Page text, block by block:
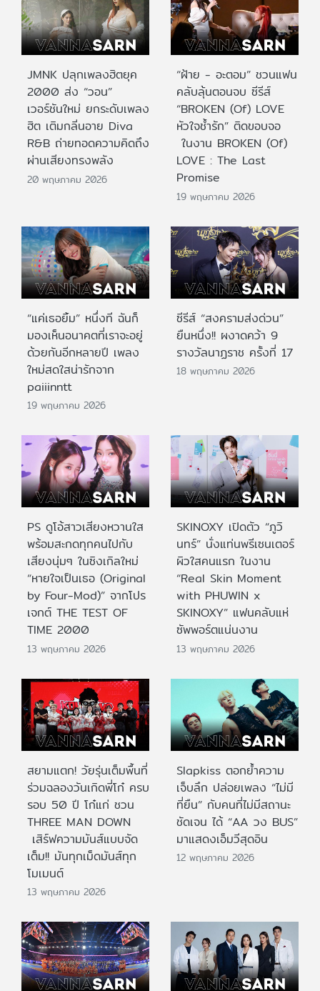
JMNK ปลุกเพลงฮิตยุค
2000 ส่ง “วอน”
เวอร์ชันใหม่ ยกระดับเพลง
ฮิต เติมกลิ่นอาย Diva
R&B ถ่ายทอดความคิดถึง
ผ่านเสียงทรงพลัง
20 พฤษภาคม 2026
“ฝ้าย - อะตอม” ชวนแฟน
คลับลุ้นตอนจบ ซีรีส์
“BROKEN (Of) LOVE
หัวใจช้ำรัก” ติดขอบจอ
ในงาน BROKEN (Of)
LOVE : The Last
Promise
19 พฤษภาคม 2026
“แค่เธอยิ้ม” หนึ่งที ฉันก็
มองเห็นอนาคตที่เราจะอยู่
ด้วยกันอีกหลายปี เพลง
ใหม่สดใสน่ารักจาก
paiiinntt
19 พฤษภาคม 2026
ซีรีส์ “สงครามส่งด่วน”
ยืนหนึ่ง!! ผงาดคว้า 9
รางวัลนาฏราช ครั้งที่ 17
18 พฤษภาคม 2026
PS ดูโอ้สาวเสียงหวานใส
พร้อมสะกดทุกคนไปกับ
เสียงนุ่มๆ ในซิงเกิลใหม่
“หายใจเป็นเธอ (Original
by Four-Mod)” จากโปร
เจกต์ THE TEST OF
TIME 2000
13 พฤษภาคม 2026
SKINOXY เปิดตัว “ภูวิ
นทร์” นั่งแท่นพรีเซนเตอร์
ผิวใสคนแรก ในงาน
“Real Skin Moment
with PHUWIN x
SKINOXY” แฟนคลับแห่
ซัพพอร์ตแน่นงาน
13 พฤษภาคม 2026
สยามแตก! วัยรุ่นเต็มพื้นที่
ร่วมฉลองวันเกิดพี่โก๋ ครบ
รอบ 50 ปี โก๋แก่ ชวน
THREE MAN DOWN
เสิร์ฟความมันส์แบบจัด
เต็ม!! มันทุกเม็ดมันส์ทุก
โมเมนต์
13 พฤษภาคม 2026
Slapkiss ตอกย้ำความ
เจ็บลึก ปล่อยเพลง “ไม่มี
ที่ยืน” กับคนที่ไม่มีสถานะ
ชัดเจน ได้ “AA วง BUS”
มาแสดงเอ็มวีสุดอิน
12 พฤษภาคม 2026